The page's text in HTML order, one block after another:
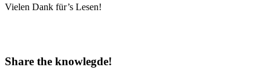
Vielen Dank für’s Lesen!
Share the knowlegde!